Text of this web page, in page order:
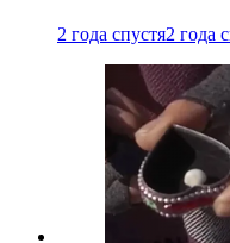
2 года спустя2 года